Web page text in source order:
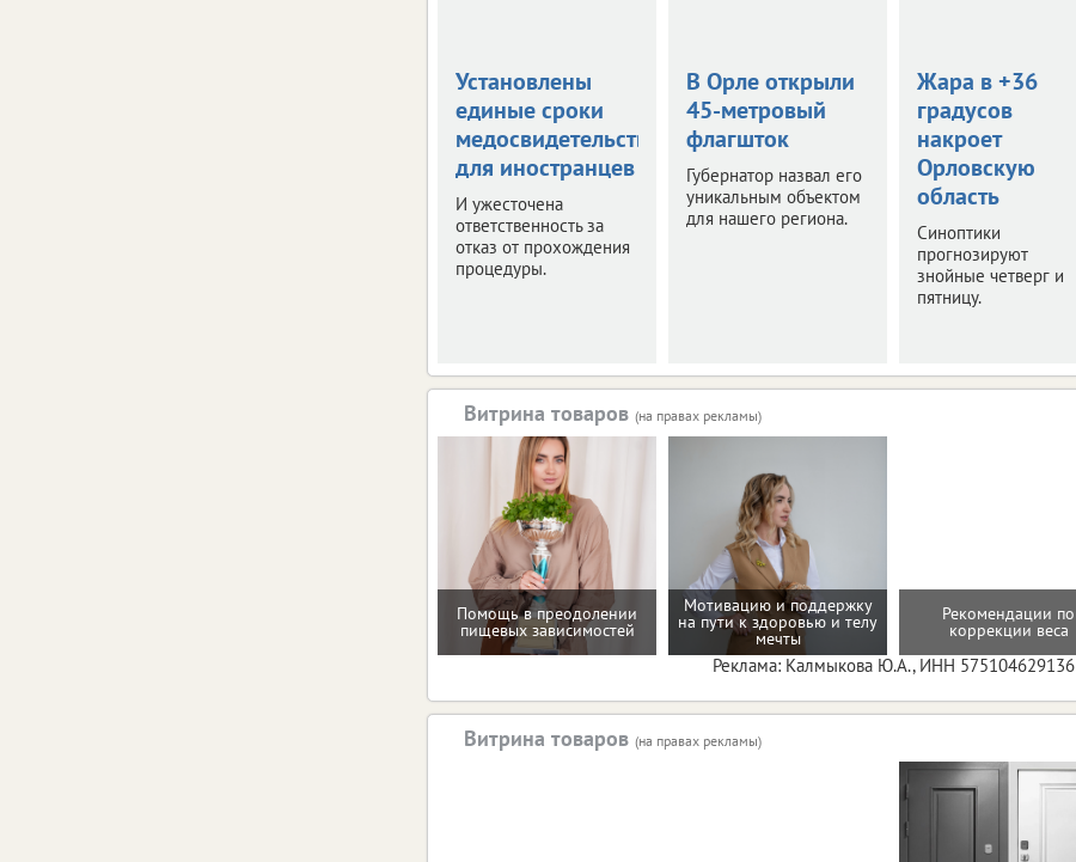
Установлены
единые сроки
медосвидетельствования
для иностранцев
И ужесточена
ответственность за
отказ от прохождения
процедуры.
В Орле открыли
45-метровый
флагшток
Губернатор назвал его
уникальным объектом
для нашего региона.
Жара в +36
градусов
накроет
Орловскую
область
Синоптики
прогнозируют
знойные четверг и
пятницу.
Витрина товаров (на правах рекламы)
Помощь в преодолении
пищевых зависимостей
Мотивацию и поддержку
на пути к здоровью и телу
мечты
Рекомендации по
коррекции веса
Реклама: Калмыкова Ю.А., ИНН 575104629136
Витрина товаров (на правах рекламы)